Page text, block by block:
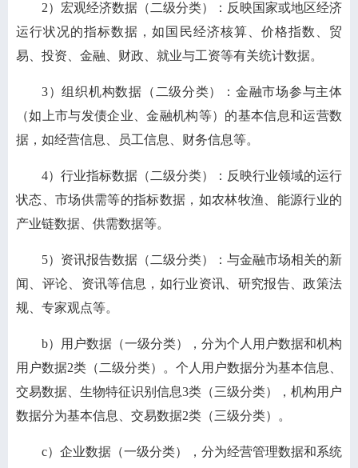
2）宏观经济数据（二级分类）：反映国家或地区经济
运行状况的指标数据，如国民经济核算、价格指数、贸
易、投资、金融、财政、就业与工资等有关统计数据。
3）组织机构数据（二级分类）：金融市场参与主体
（如上市与发债企业、金融机构等）的基本信息和运营数
据，如经营信息、员工信息、财务信息等。
4）行业指标数据（二级分类）：反映行业领域的运行
状态、市场供需等的指标数据，如农林牧渔、能源行业的
产业链数据、供需数据等。
5）资讯报告数据（二级分类）：与金融市场相关的新
闻、评论、资讯等信息，如行业资讯、研究报告、政策法
规、专家观点等。
b）用户数据（一级分类），分为个人用户数据和机构
用户数据2类（二级分类）。个人用户数据分为基本信息、
交易数据、生物特征识别信息3类（三级分类），机构用户
数据分为基本信息、交易数据2类（三级分类）。
c）企业数据（一级分类），分为经营管理数据和系统